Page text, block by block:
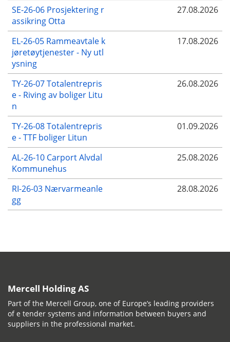
SE-26-06 Prosjektering r
assikring Otta
27.08.2026
EL-26-05 Rammeavtale k
jøretøytjenester - Ny utl
ysning
17.08.2026
TY-26-07 Totalentrepris
e - Riving av boliger Litu
n
26.08.2026
TY-26-08 Totalentrepris
e - TTF boliger Litun
01.09.2026
AL-26-10 Carport Alvdal
Kommunehus
25.08.2026
RI-26-03 Nærvarmeanle
gg
28.08.2026
Mercell Holding AS
Part of the Mercell Group, one of Europe’s leading providers
of e tender systems and information between buyers and
suppliers in the professional market.